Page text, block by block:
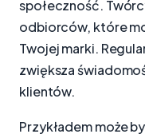
społeczność.
odbiorców, które
Twojej marki.
zwiększa
klientów.
Przykładem może